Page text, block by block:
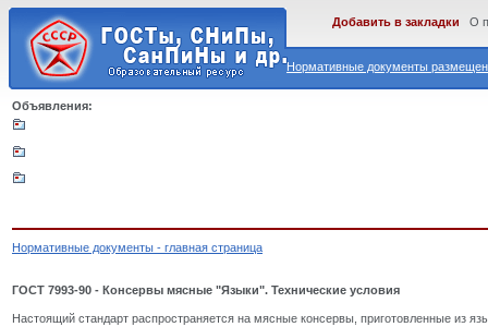
Нормативные документы
Добавить в закладки О
Объявления:
Нормативные документы - главная страница
ГОСТ 7993-90 - Консервы мясные "Языки". Технические условия
Настоящий стандарт распространяется на мясные консервы, приготовленные из